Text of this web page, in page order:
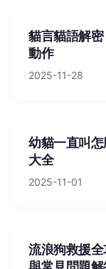
貓言貓語解
動作
2025-11-28
幼貓一直叫
大全
2025-11-01
流浪狗救援